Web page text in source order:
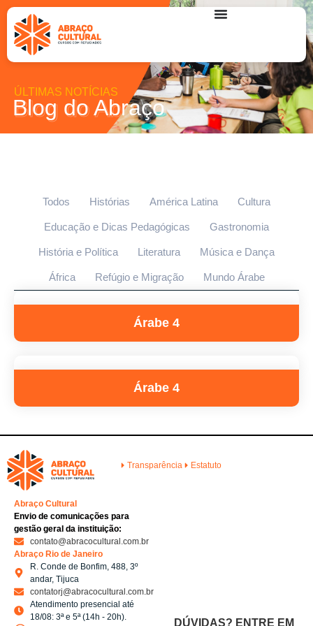
ÚLTIMAS NOTÍCIAS
Blog do Abraço
Todos Histórias América Latina Cultura
Educação e Dicas Pedagógicas Gastronomia
História e Política Literatura Música e Dança
África Refúgio e Migração Mundo Árabe
Árabe 4
Árabe 4
Transparência Estatuto
DÚVIDAS? ENTRE EM
Abraço Cultural
Envio de comunicações para
gestão geral da instituição:
contato@abracocultural.com.br
Abraço Rio de Janeiro
R. Conde de Bonfim, 488, 3º
andar, Tijuca
contatorj@abracocultural.com.br
Atendimento presencial até
18/08: 3ª e 5ª (14h - 20h).